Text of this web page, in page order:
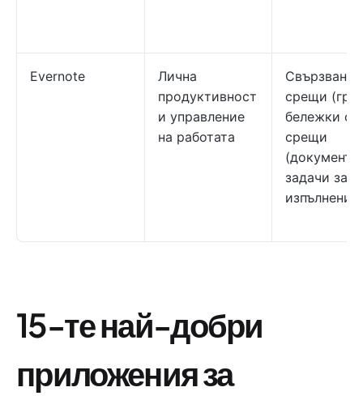
Evernote
Лична
продуктивност
и управление
на работата
Свързване
срещи
бележки от
срещи
задачи за
изпълнение)
15-те най-добри
приложения за